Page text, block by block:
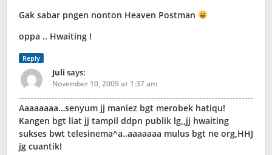
Gak sabar pngen nonton Heaven Postman
oppa .. Hwaiting !
Reply
Juli says:
November 10, 2009 at 1:37 am
Aaaaaaaa…senyum jj maniez bgt merobek hatiqu!
Kangen bgt liat jj tampil ddpn publik lg,,jj hwaiting
sukses bwt telesinema^a..aaaaaaa mulus bgt ne org,HHJ
jg cuantik!